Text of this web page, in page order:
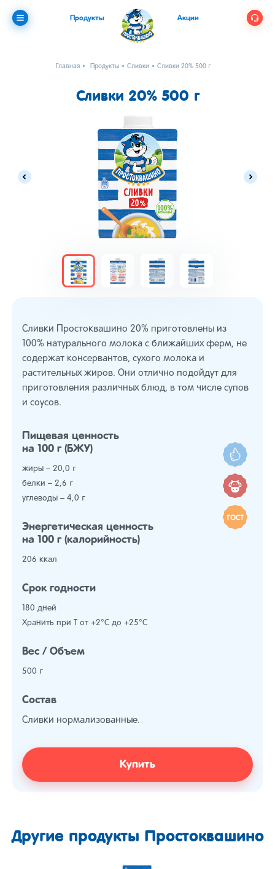
Продукты Акции
Главная Продукты Сливки Сливки 20% 500 г
Сливки 20% 500 г
Сливки Простоквашино 20% приготовлены из
100% натурального молока с ближайших ферм, не
содержат консервантов, сухого молока и
растительных жиров. Они отлично подойдут для
приготовления различных блюд, в том числе супов
и соусов.
Пищевая ценность
на 100 г (БЖУ)
жиры – 20,0 г
белки – 2,6 г
углеводы – 4,0 г
Энергетическая ценность
на 100 г (калорийность)
206 ккал
Срок годности
180 дней
Хранить при Т от +2°С до +25°С
Вес / Объем
500 г
Состав
Сливки нормализованные.
Купить
Другие продукты Простоквашино